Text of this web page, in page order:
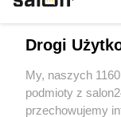
Sport
Drogi
My, naszych
podmioty z
przechowujemy